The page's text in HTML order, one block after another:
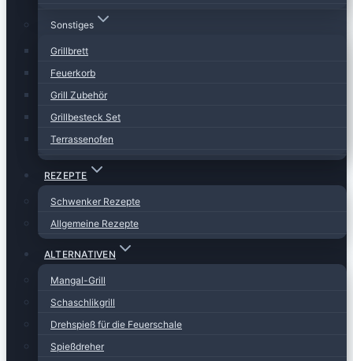
Sonstiges
Grillbrett
Feuerkorb
Grill Zubehör
Grillbesteck Set
Terrassenofen
REZEPTE
Schwenker Rezepte
Allgemeine Rezepte
ALTERNATIVEN
Mangal-Grill
Schaschlikgrill
Drehspieß für die Feuerschale
Spießdreher